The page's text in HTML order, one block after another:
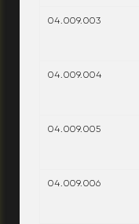
04.009.003
04.009.004
04.009.005
04.009.006